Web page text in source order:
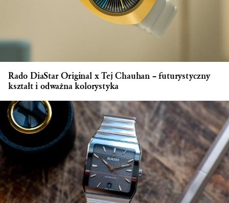
Rado DiaStar Original x Tej Chauhan – futurystyczny
kształt i odważna kolorystyka